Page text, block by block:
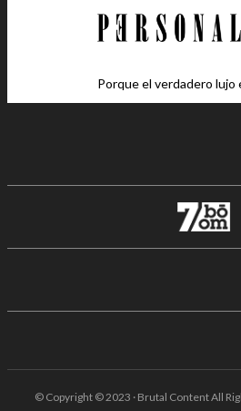
Porque el verdadero lujo
© Copyright © 2023 · Brutal Content All